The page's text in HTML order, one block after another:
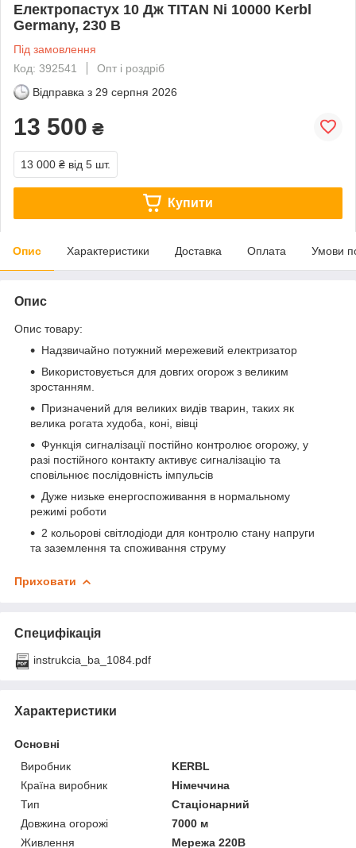
Електропастух 10 Дж TITAN Ni 10000 Kerbl
Germany, 230 В
Під замовлення
Код: 392541
Опт і роздріб
Відправка з 29 серпня 2026
13 500 ₴
13 000 ₴ від 5 шт.
Купити
Опис Характеристики Доставка Оплата Умови
Опис
Опис товару:
Надзвичайно потужний мережевий електризатор
Використовується для довгих огорож з великим
зростанням.
Призначений для великих видів тварин, таких як
велика рогата худоба, коні, вівці
Функція сигналізації постійно контролює огорожу, у
разі постійного контакту активує сигналізацію та
сповільнює послідовність імпульсів
Дуже низьке енергоспоживання в нормальному
режимі роботи
2 кольорові світлодіоди для контролю стану напруги
та заземлення та споживання струму
Приховати
Специфікація
instrukcia_ba_1084.pdf
Характеристики
Основні
Виробник
KERBL
Країна виробник
Німеччина
Тип
Стаціонарний
Довжина огорожі
7000 м
Живлення
Мережа 220В